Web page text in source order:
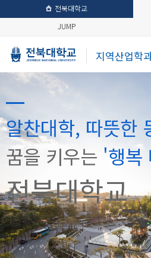
전북대학교
JUMP
지역산업학
알찬대학, 따뜻한
꿈을 키우는 '행복
전북대학교